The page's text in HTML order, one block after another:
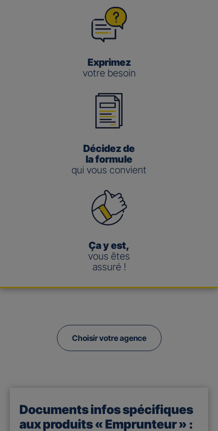
Exprimez
votre besoin
Décidez de
la formule
qui vous convient
Ça y est,
vous êtes
assuré !
Choisir votre agence
Documents infos spécifiques
aux produits « Emprunteur » :